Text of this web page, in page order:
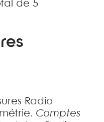
de 5
Radio
. Comptes